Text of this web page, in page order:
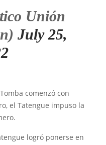
Unión
July 25,
comenzó con
el Tatengue impuso la
logró ponerse en